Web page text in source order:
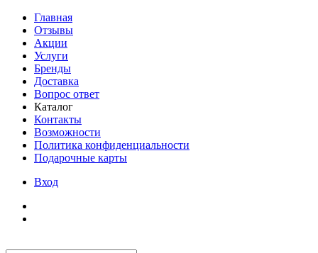
Главная
Отзывы
Акции
Услуги
Бренды
Доставка
Вопрос ответ
Каталог
Контакты
Возможности
Политика конфиденциальности
Подарочные карты
Вход